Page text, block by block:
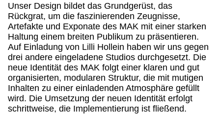
Unser Design bildet das Grundgerüst, das
Rückgrat, um die faszinierenden Zeugnisse,
Artefakte und Exponate des MAK mit einer starken
Haltung einem breiten Publikum zu präsentieren.
Auf Einladung von Lilli Hollein haben wir uns gegen
drei andere eingeladene Studios durchgesetzt. Die
neue Identität des MAK folgt einer klaren und gut
organisierten, modularen Struktur, die mit mutigen
Inhalten zu einer einladenden Atmosphäre gefüllt
wird. Die Umsetzung der neuen Identität erfolgt
schrittweise, die Implementierung ist fließend.